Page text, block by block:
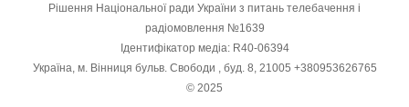
Рішення Національної ради України з питань телебачення і
радіомовлення №1639
Ідентифікатор медіа: R40-06394
Україна, м. Вінниця бульв. Свободи , буд. 8, 21005 +380953626765
© 2025